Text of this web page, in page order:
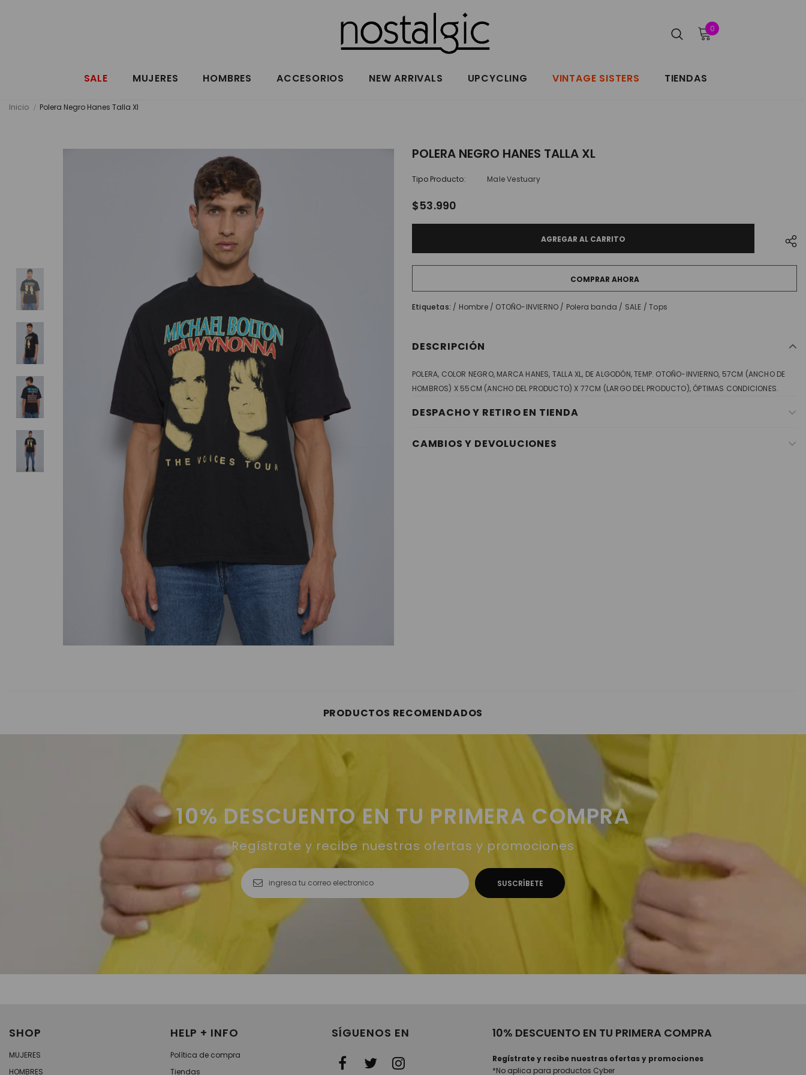
0
SALE MUJERES HOMBRES ACCESORIOS NEW ARRIVALS UPCYCLING VINTAGE SISTERS TIENDAS
Inicio Polera Negro Hanes Talla Xl
POLERA NEGRO HANES TALLA XL
Tipo Producto: Male Vestuary
$53.990
COMPRAR AHORA
Etiquetas: / Hombre / OTOÑO-INVIERNO / Polera banda / SALE / Tops
DESCRIPCIÓN
POLERA, COLOR NEGRO, MARCA HANES, TALLA XL, DE ALGODÓN, TEMP. OTOÑO-INVIERNO, 57CM (ANCHO DE
HOMBROS) X 55CM (ANCHO DEL PRODUCTO) X 77CM (LARGO DEL PRODUCTO), ÓPTIMAS CONDICIONES.
DESPACHO Y RETIRO EN TIENDA
CAMBIOS Y DEVOLUCIONES
PRODUCTOS RECOMENDADOS
10% DESCUENTO EN TU PRIMERA COMPRA
Regístrate y recibe nuestras ofertas y promociones
SHOP
MUJERES
HOMBRES
HELP + INFO
Política de compra
Tiendas
SÍGUENOS EN 10% DESCUENTO EN TU PRIMERA COMPRA
Regístrate y recibe nuestras ofertas y promociones
*No aplica para productos Cyber